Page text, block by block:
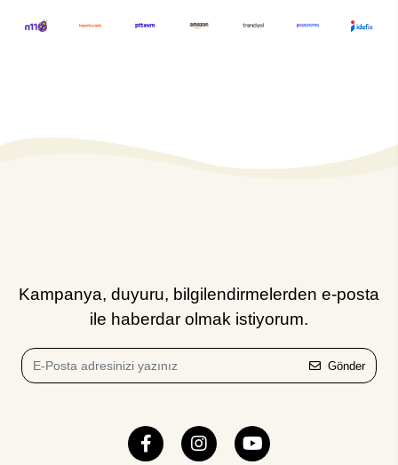
Kampanya, duyuru, bilgilendirmelerden e-posta
ile haberdar olmak istiyorum.
Gönder